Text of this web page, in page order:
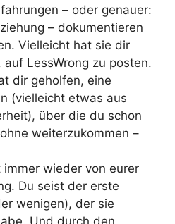
– oder genauer:
– dokumentieren
Vielleicht hat sie dir
LessWrong zu posten.
dir geholfen, eine
(vielleicht etwas aus
über die du schon
weiterzukommen –
immer wieder von eurer
Du seist der erste
wenigen), der sie
Und durch den